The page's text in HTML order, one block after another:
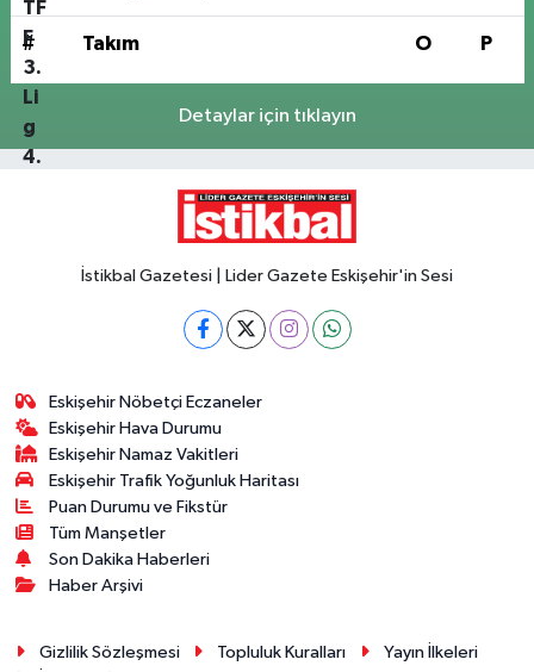
# Takım O P
Detaylar için tıklayın
İstikbal Gazetesi | Lider Gazete Eskişehir'in Sesi
Eskişehir Nöbetçi Eczaneler
Eskişehir Hava Durumu
Eskişehir Namaz Vakitleri
Eskişehir Trafik Yoğunluk Haritası
Puan Durumu ve Fikstür
Tüm Manşetler
Son Dakika Haberleri
Haber Arşivi
Gizlilik Sözleşmesi Topluluk Kuralları
Yayın İlkeleri